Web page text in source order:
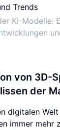
KI-Modelle:
von 3D-
der
digitalen
immer mehr